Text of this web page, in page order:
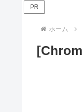
PR
ホーム